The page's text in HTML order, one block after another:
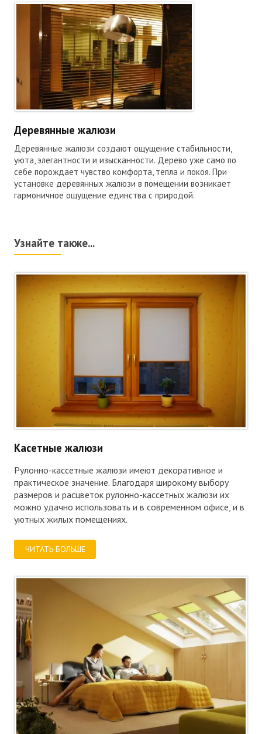
Деревянные жалюзи
Деревянные жалюзи создают ощущение стабильности,
уюта, элегантности и изысканности. Дерево уже само по
себе порождает чувство комфорта, тепла и покоя. При
установке деревянных жалюзи в помещении возникает
гармоничное ощущение единства с природой.
Узнайте также...
Касетные жалюзи
Рулонно-кассетные жалюзи имеют декоративное и
практическое значение. Благодаря широкому выбору
размеров и расцветок рулонно-кассетных жалюзи их
можно удачно использовать и в современном офисе, и в
уютных жилых помещениях.
ЧИТАТЬ БОЛЬШЕ